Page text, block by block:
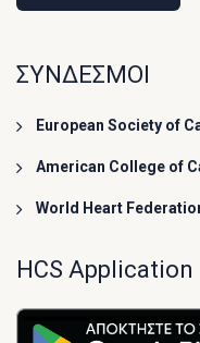
ΣΥΝΔΕΣΜΟΙ
European Society of
American College of
World Heart
HCS Application